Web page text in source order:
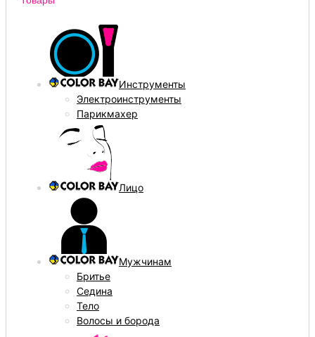
Инструменты
Электроинструменты
Парикмахер
Лицо
Мужчинам
Бритье
Седина
Тело
Волосы и борода